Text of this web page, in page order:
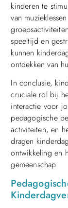
kinderen te
van
speeltijd en
kunnen
ontdekken van
In conclusie,
cruciale rol bij
interactie voor
pedagogische
activiteiten, en
dragen
ontwikkeling en
gemeenschap.